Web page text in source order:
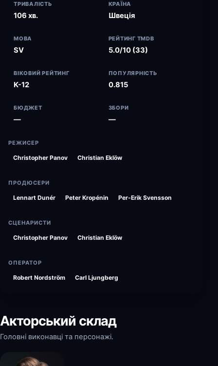
ТРИВАЛІСТЬ
106 хв.
КРАЇНА
Швеція
МОВА
SV
РЕЙТИНГ TMDB
5.0/10 (33)
ВІКОВИЙ РЕЙТИНГ
K-12
ПОПУЛЯРНІСТЬ
0.815
БЮДЖЕТ
—
ЗБОРИ
—
РЕЖИСЕР
Christopher Panov Christian Eklöw
ПРОДЮСЕРИ
Lennart Dunér Peter Kropénin Per-Erik Svensson
СЦЕНАРИСТИ
Christopher Panov Christian Eklöw
ОПЕРАТОР
Robert Nordström Carl Ljungberg
Акторський склад
Головні виконавці та персонажі.